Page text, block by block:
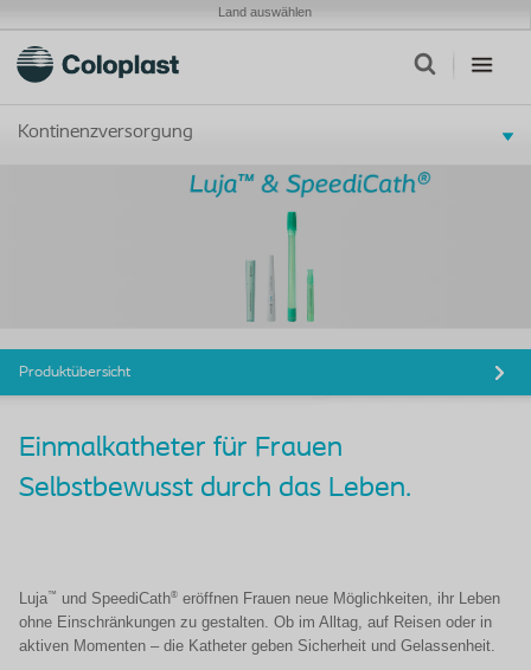
Land auswählen
Kontinenzversorgung
Produktübersicht
Einmalkatheter für Frauen
Selbstbewusst durch das Leben.
Luja™ und SpeediCath® eröffnen Frauen neue Möglichkeiten, ihr Leben
ohne Einschränkungen zu gestalten. Ob im Alltag, auf Reisen oder in
aktiven Momenten – die Katheter geben Sicherheit und Gelassenheit.